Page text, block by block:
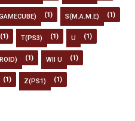
(1) S(M.A.M.E) (1)
(1) T(PS3) (1) U (1)
(1) WII U (1)
(1) Z(PS1) (1)